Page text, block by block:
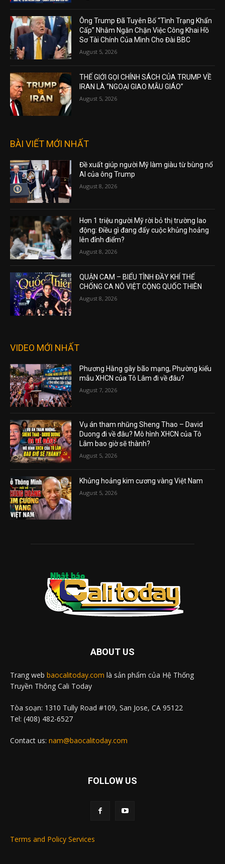
Ông Trump Đã Tuyên Bố “Tình Trạng Khẩn
Cấp” Nhằm Ngăn Chặn Việc Công Khai Hồ
Sơ Tài Chính Của Mình Cho Đài BBC
August 5, 2026
THẾ GIỚI GỌI CHÍNH SÁCH CỦA TRUMP VỀ
IRAN LÀ “NGOẠI GIAO MẪU GIÁO”
August 5, 2026
BÀI VIẾT MỚI NHẤT
Đề xuất giúp người Mỹ làm giàu từ bùng nổ
AI của ông Trump
August 8, 2026
Hơn 1 triệu người Mỹ rời bỏ thị trường lao
động: Điều gì đang đẩy cuộc khủng hoảng
lên đỉnh điểm?
August 8, 2026
QUẬN CAM – BIỂU TÌNH ĐẦY KHÍ THẾ
CHỐNG CA NÔ VIỆT CỘNG QUỐC THIÊN
August 8, 2026
VIDEO MỚI NHẤT
Phương Hằng gây bão mạng, Phường kiểu
mẫu XHCN của Tô Lâm đi về đâu?
August 7, 2026
Vụ án tham nhũng Sheng Thao – David
Duong đi về đâu? Mô hình XHCN của Tô
Lâm bao giờ sẽ thành?
August 5, 2026
Khủng hoảng kim cương vàng Việt Nam
August 5, 2026
ABOUT US
Trang web baocalitoday.com là sản phẩm của Hệ Thống
Truyền Thông Cali Today
Tòa soạn: 1310 Tully Road #109, San Jose, CA 95122
Tel: (408) 482-6527
Contact us: nam@baocalitoday.com
FOLLOW US
Terms and Policy Services